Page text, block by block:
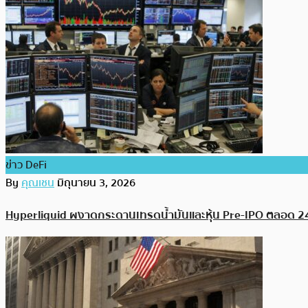
ข่าว DeFi
Byคุณเชนมิถุนายน 3, 2026
Hyperliquid ผงาดกระดานเทรดน้ำมันและหุ้น Pre-IPO ตลอด